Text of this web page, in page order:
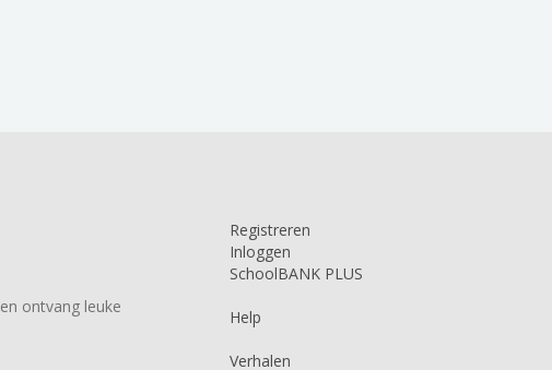
en ontvang leuke
Registreren
Inloggen
SchoolBANK PLUS
Help
Verhalen